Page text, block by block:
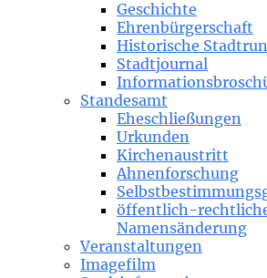
Geschichte
Ehrenbürgerschaft
Historische
Stadtjournal
Standesamt
Eheschließungen
Urkunden
Kirchenaustritt
Ahnenforschung
öffentlich-
Namensänderung
Veranstaltungen
Imagefilm